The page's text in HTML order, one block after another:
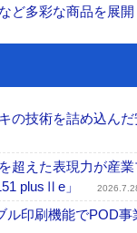
ど多彩な商品を展開
技術を詰め込ん
超えた表現力が産
plusⅡe」
印刷機能でPOD